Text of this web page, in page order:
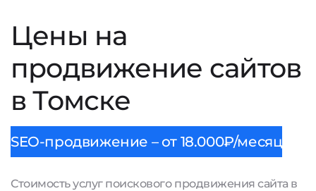
Цены на
продвижение сайтов
в Томске
SEO-продвижение – от 18.000₽/месяц
Стоимость услуг поискового продвижения сайта в